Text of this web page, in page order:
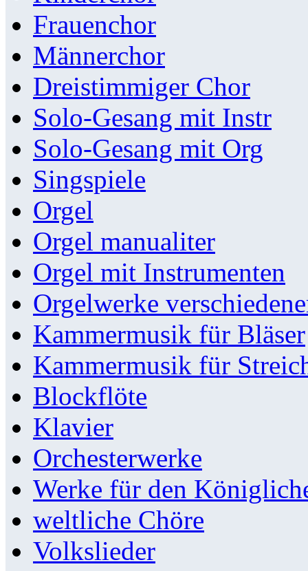
Frauenchor
Männerchor
Dreistimmiger Chor
Solo-Gesang mit Instr
Solo-Gesang mit Org
Singspiele
Orgel
Orgel manualiter
Orgel mit Instrumenten
Orgelwerke
Kammermusik für Bläser
Kammermusik für
Blockflöte
Klavier
Orchesterwerke
Werke für den
weltliche Chöre
Volkslieder